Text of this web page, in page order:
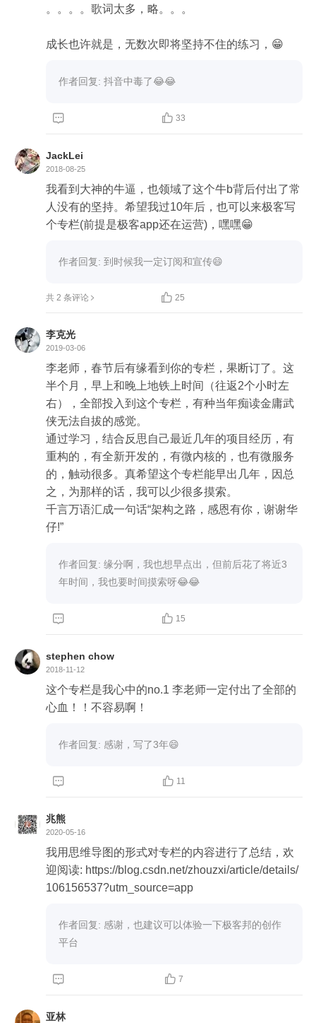
。。。。歌词太多，略。。。
成长也许就是，无数次即将坚持不住的练习，😁
作者回复: 抖音中毒了😂😂
  33
JackLei
2018-08-25
我看到大神的牛逼，也领域了这个牛b背后付出了常
人没有的坚持。希望我过10年后，也可以来极客写
个专栏(前提是极客app还在运营)，嘿嘿😁
作者回复: 到时候我一定订阅和宣传😄
共 2 条评论  25
李克光
2019-03-06
李老师，春节后有缘看到你的专栏，果断订了。这
半个月，早上和晚上地铁上时间（往返2个小时左
右），全部投入到这个专栏，有种当年痴读金庸武
侠无法自拔的感觉。
通过学习，结合反思自己最近几年的项目经历，有
重构的，有全新开发的，有微内核的，也有微服务
的，触动很多。真希望这个专栏能早出几年，因总
之，为那样的话，我可以少很多摸索。
千言万语汇成一句话“架构之路，感恩有你，谢谢华
作者回复: 缘分啊，我也想早点出，但前后花了将近3
年时间，我也要时间摸索呀😂😂
  15
stephen chow
2018-11-12
这个专栏是我心中的no.1 李老师一定付出了全部的
心血！！不容易啊！
作者回复: 感谢，写了3年😄
  11
兆熊
2020-05-16
我用思维导图的形式对专栏的内容进行了总结，欢
迎阅读: https://blog.csdn.net/zhouzxi/article/details/
106156537?utm_source=app
作者回复: 感谢，也建议可以体验一下极客邦的创作
平台
  7
亚林